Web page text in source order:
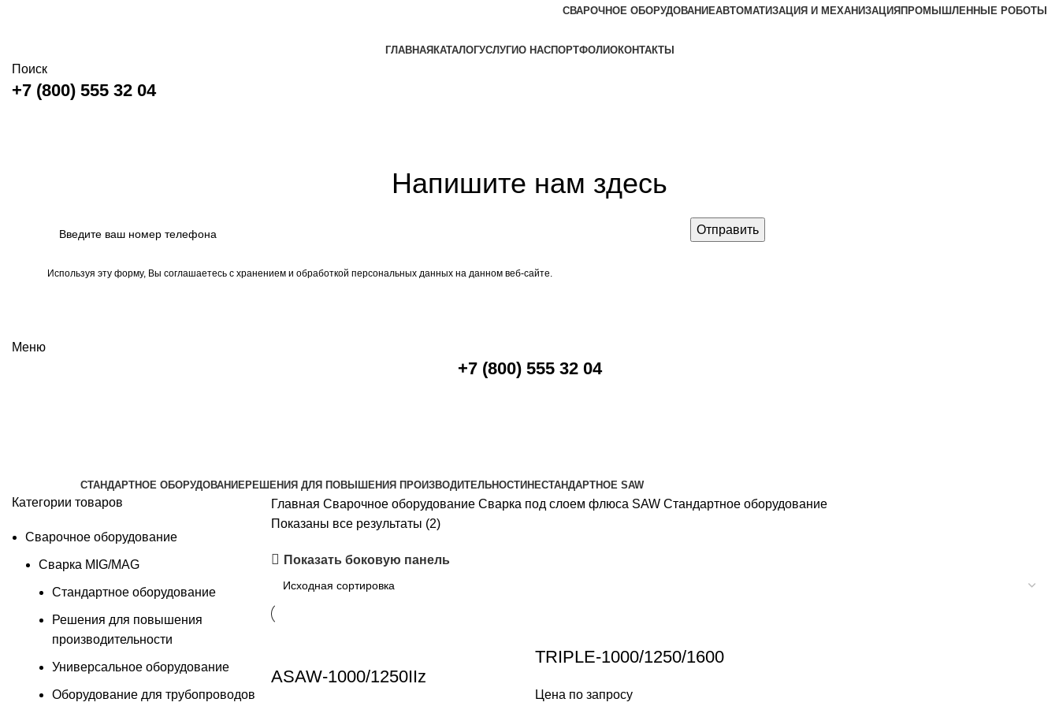
СВАРОЧНОЕ ОБОРУДОВАНИЕАВТОМАТИЗАЦИЯ И МЕХАНИЗАЦИЯ ПРОМЫШЛЕННЫЕ РОБОТЫ
ГЛАВНАЯ КАТАЛОГУСЛУГИО НАСПОРТФОЛИОКОНТАКТЫ
Поиск
+7 (800) 555 32 04
Напишите нам здесь
Используя эту форму, Вы соглашаетесь с хранением и обработкой персональных данных на данном веб-сайте.
Меню
+7 (800) 555 32 04
СТАНДАРТНОЕ ОБОРУДОВАНИЕРЕШЕНИЯ ДЛЯ ПОВЫШЕНИЯ ПРОИЗВОДИТЕЛЬНОСТИ НЕСТАНДАРТНОЕ SAW
Категории товаров
Сварочное оборудование
Сварка MIG/MAG
Стандартное оборудование
Решения для повышения
производительности
Универсальное оборудование
Оборудование для трубопроводов
Главная Сварочное оборудование Сварка под слоем флюса SAW Стандартное оборудование
Показаны все результаты (2)
Показать боковую панель
ASAW-1000/1250IIz
TRIPLE-1000/1250/1600
Цена по запросу